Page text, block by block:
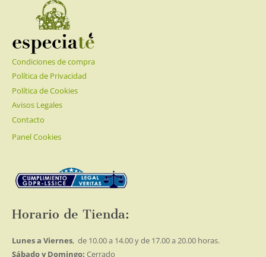
Condiciones de compra
Política de Privacidad
Política de Cookies
Avisos Legales
Contacto
Panel Cookies
Horario de Tienda:
Lunes a Viernes, de 10.00 a 14.00 y de 17.00 a 20.00 horas.
Sábado y Domingo: Cerrado